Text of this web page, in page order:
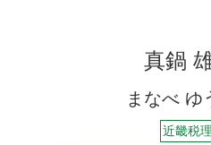
相続税 基礎控除 生
年末調整 還付金 平
年末調整とは パート
扶養から外れる 年
個人事業主 経営相談
会社 経営相談
起業家支援 会社
起業家支援 税理士
相続税 大阪市
その他税務相談 大
真鍋
まなべ ゆ
近畿税